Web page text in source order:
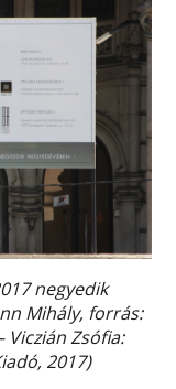
negyedik
Mihály, forrás:
Viczián Zsófia:
2017)